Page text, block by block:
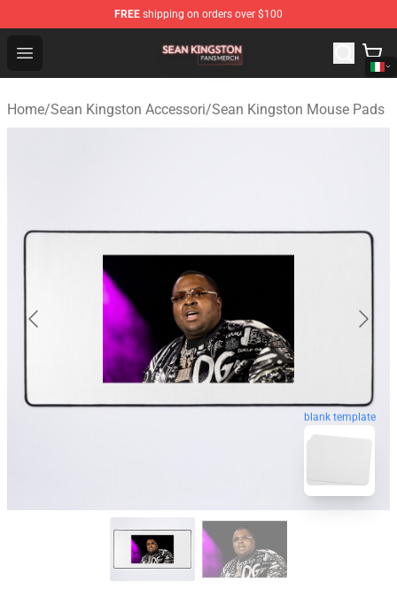
FREE shipping on orders over $100
Open menu
Sean Kingston Shop - Official Sean Kingston
Home/Sean Kingston Accessori/Sean Kingston Mouse Pads
blank template